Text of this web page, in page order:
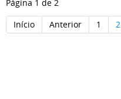
Página 1 de 2
Início
Anterior 1 2